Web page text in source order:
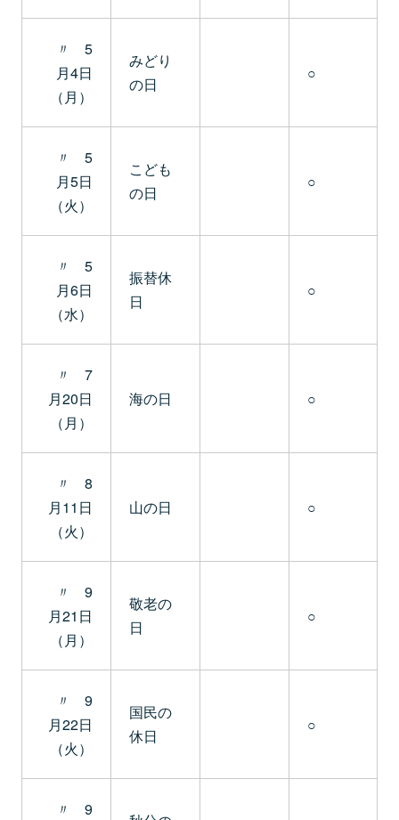
〃 5
月4日
（月）
みどり
の日
○
〃 5
月5日
（火）
こども
の日
○
〃 5
月6日
（水）
振替休
日
○
〃 7
月20日
（月）
海の日 ○
〃 8
月11日
（火）
山の日 ○
〃 9
月21日
（月）
敬老の
日
○
〃 9
月22日
（火）
国民の
休日
○
〃 9